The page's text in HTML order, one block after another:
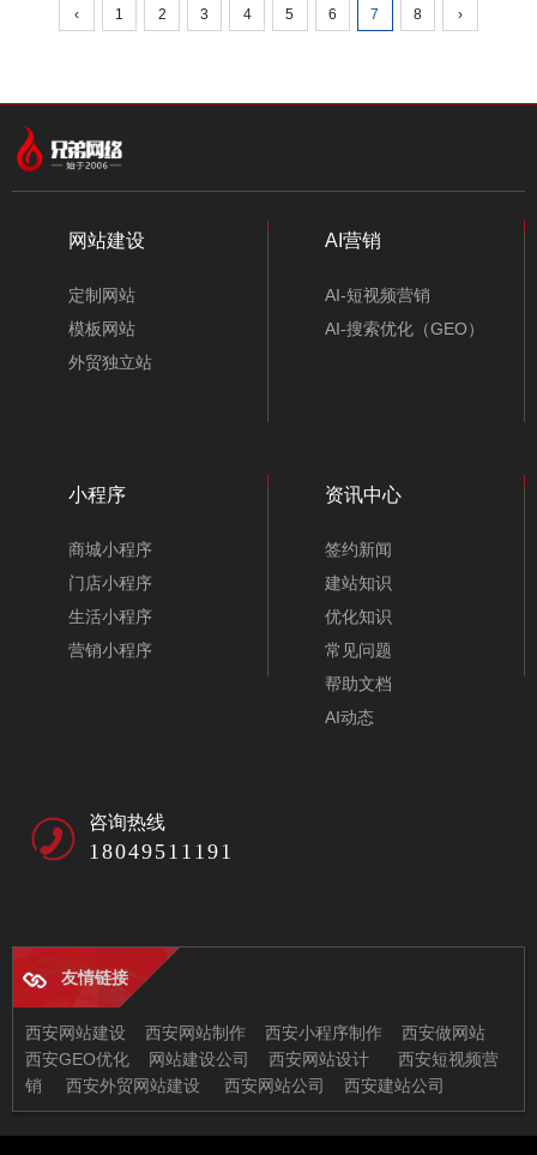
西安博途企业管理咨询有限公司
‹ 1 2 3 4 5 6 7 8 ›
网站建设
定制网站
模板网站
外贸独立站
AI营销
AI-短视频营销
AI-搜索优化（GEO）
小程序
商城小程序
门店小程序
生活小程序
营销小程序
资讯中心
签约新闻
建站知识
优化知识
常见问题
帮助文档
AI动态
咨询热线
18049511191
友情链接
西安网站建设 西安网站制作 西安小程序制作
西安做网站
西安GEO优化
网站建设公司 西安网站设计
西安短视频营
销
西安外贸网站建设 西安网站公司 西安建站公司